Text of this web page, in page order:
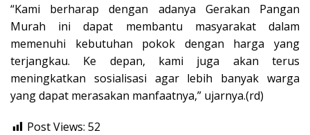
“Kami berharap dengan adanya Gerakan Pangan
Murah ini dapat membantu masyarakat dalam
memenuhi kebutuhan pokok dengan harga yang
terjangkau. Ke depan, kami juga akan terus
meningkatkan sosialisasi agar lebih banyak warga
yang dapat merasakan manfaatnya,” ujarnya.(rd)
Post Views: 52